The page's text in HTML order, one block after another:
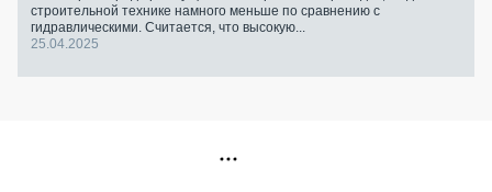
строительной технике намного меньше по сравнению с
гидравлическими. Считается, что высокую...
25.04.2025